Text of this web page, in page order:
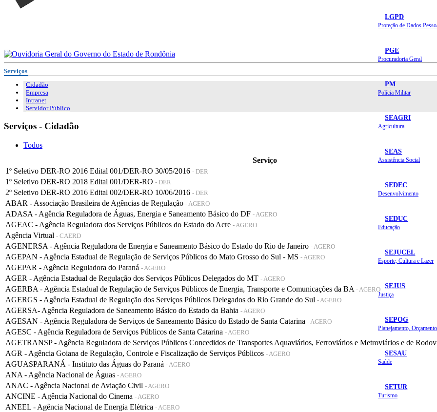
LGPD
Proteção de Dados
PGE
Procuradoria Geral
PM
Polícia Militar
SEAGRI
Agricultura
SEAS
Assistência Social
SEDEC
Desenvolvimento
SEDUC
Educação
SEJUCEL
Esporte, Cultura e Lazer
SEJUS
Justiça
SEPOG
SESAU
Saúde
SETUR
Turismo
Serviços
Cidadão
Empresa
Intranet
Servidor Público
Serviços - Cidadão
Todos
Serviço
1º Seletivo DER-RO 2016 Edital 001/DER-RO 30/05/2016 - DER
1º Seletivo DER-RO 2018 Edital 001/DER-RO - DER
2º Seletivo DER-RO 2016 Edital 002/DER-RO 10/06/2016 - DER
ABAR - Associação Brasileira de Agências de Regulação - AGERO
ADASA - Agência Reguladora de Águas, Energia e Saneamento Básico do DF - AGERO
AGEAC - Agência Reguladora dos Serviços Públicos do Estado do Acre - AGERO
Agência Virtual - CAERD
AGENERSA - Agência Reguladora de Energia e Saneamento Básico do Estado do Rio de Janeiro - AGERO
AGEPAN - Agência Estadual de Regulação de Serviços Públicos do Mato Grosso do Sul - MS - AGERO
AGEPAR - Agência Reguladora do Paraná - AGERO
AGER - Agência Estadual de Regulação dos Serviços Públicos Delegados do MT - AGERO
AGERBA - Agência Estadual de Regulação de Serviços Públicos de Energia, Transporte e Comunicações da BA - AGERO
AGERGS - Agência Estadual de Regulação dos Serviços Públicos Delegados do Rio Grande do Sul - AGERO
AGERSA- Agência Reguladora de Saneamento Básico do Estado da Bahia - AGERO
AGESAN - Agência Reguladora de Serviços de Saneamento Básico do Estado de Santa Catarina - AGERO
AGESC - Agência Reguladora de Serviços Públicos de Santa Catarina - AGERO
AGETRANSP - Agência Reguladora de Serviços Públicos Concedidos de Transportes Aquaviários, Ferroviários e Metroviários e de
AGR - Agência Goiana de Regulação, Controle e Fiscalização de Serviços Públicos - AGERO
AGUASPARANÁ - Instituto das Águas do Paraná - AGERO
ANA - Agência Nacional de Águas - AGERO
ANAC - Agência Nacional de Aviação Civil - AGERO
ANCINE - Agência Nacional do Cinema - AGERO
ANEEL - Agência Nacional de Energia Elétrica - AGERO